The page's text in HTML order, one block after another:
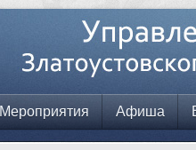
Мероприятия Афиша